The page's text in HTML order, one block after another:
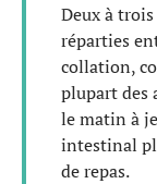
Deux à
réparties
collation,
plupart des
le matin à
intestinal
de repas.